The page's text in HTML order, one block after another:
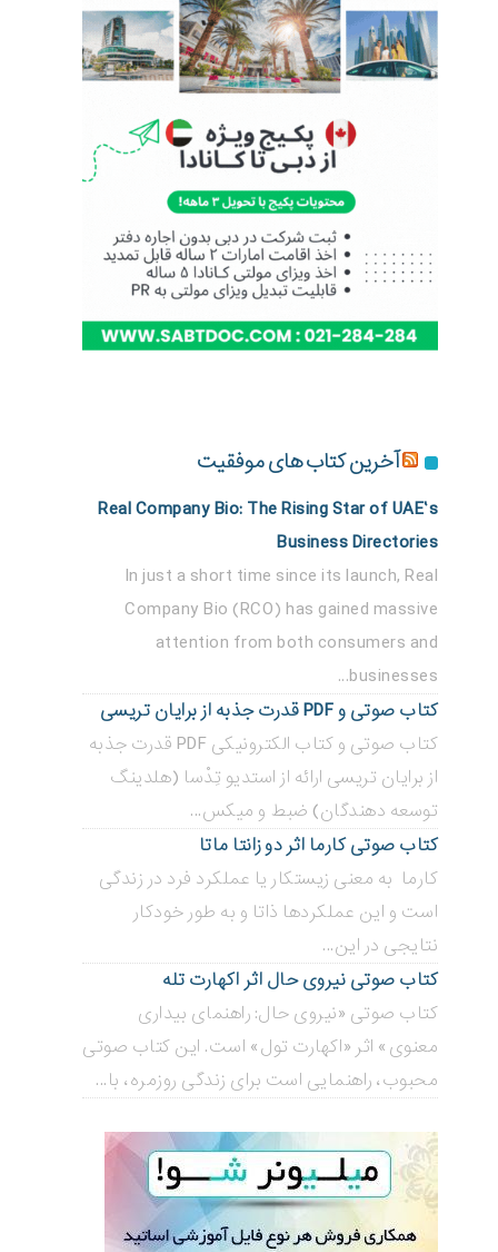
آخرین کتاب های موفقیت
Real Company Bio: The Rising Star of UAE’s
Business Directories
In just a short time since its launch, Real
Company Bio (RCO) has gained massive
attention from both consumers and
businesses...
کتاب صوتی و PDF قدرت جذبه از برایان تریسی
کتاب صوتی و کتاب الکترونیکی PDF قدرت جذبه
از برایان تریسی ارائه از استدیو تِدْسا (هلدینگ
توسعه دهندگان) ضبط و میکس...
کتاب صوتی کارما اثر دو زانتا ماتا
کارما به معنی زیستکار یا عملکرد فرد در زندگی
است و این عملکردها ذاتا و به طور خودکار
نتایجی در این...
کتاب صوتی نیروی حال اثر اکهارت تله
کتاب صوتی «نیروی حال: راهنمای بیداری
معنوی» اثر «اکهارت تول» است. این کتاب صوتی
محبوب، راهنمایی است برای زندگی روزمره، با...